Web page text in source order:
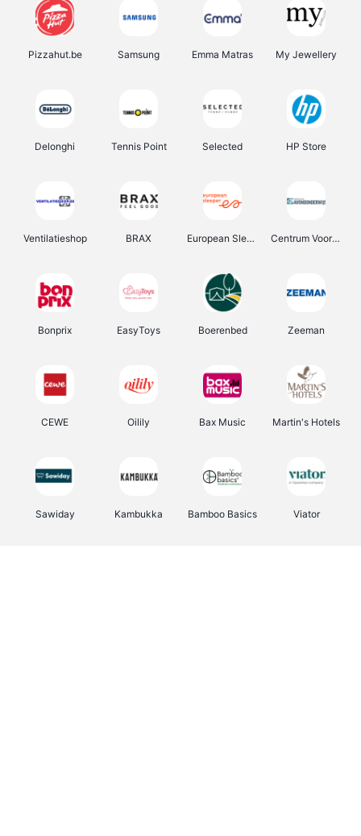
Pizzahut.be Samsung Emma Matras My Jewellery
Delonghi Tennis Point Selected HP Store
Ventilatieshop BRAX European Sleeper Centrum Voor Avondonderwijs
Bonprix EasyToys Boerenbed Zeeman
CEWE Oilily Bax Music Martin's Hotels
Sawiday Kambukka Bamboo Basics Viator